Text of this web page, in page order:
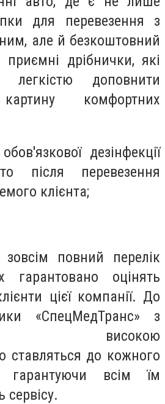
для перевезення з
але й безкоштовний
дрібнички, які
доповнити
комфортних
дезінфекції
після перевезення
клієнта;
повний перелік
гарантовано оцінять
цієї компанії. До
«СпецМедТранс» з
високою
ставляться до кожного
гарантуючи всім їм